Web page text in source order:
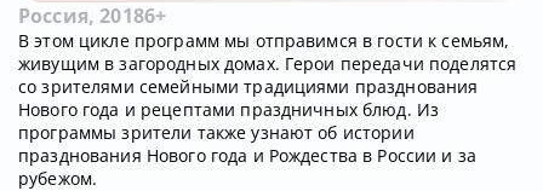
Россия, 20186+
В этом цикле программ мы отправимся в гости к семьям,
живущим в загородных домах. Герои передачи поделятся
со зрителями семейными традициями празднования
Нового года и рецептами праздничных блюд. Из
программы зрители также узнают об истории
празднования Нового года и Рождества в России и за
рубежом.